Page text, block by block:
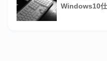
Windows10